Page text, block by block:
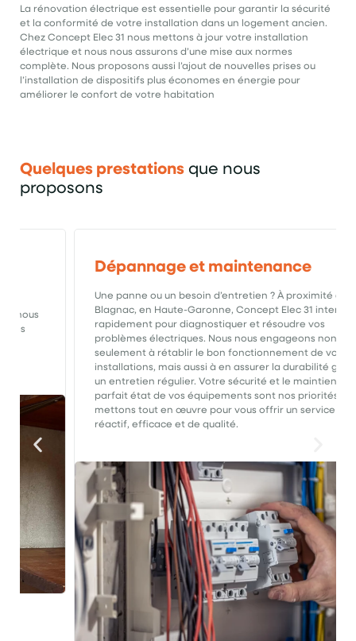
La rénovation électrique est essentielle pour garantir la sécurité
et la conformité de votre installation dans un logement ancien.
Chez Concept Elec 31 nous mettons à jour votre installation
électrique et nous nous assurons d’une mise aux normes
complète. Nous proposons aussi l’ajout de nouvelles prises ou
l’installation de dispositifs plus économes en énergie pour
améliorer le confort de votre habitation
Quelques prestations que nous
proposons
Dépannage et maintenance
Une panne ou un besoin d’entretien ? À proximité de
Blagnac, en Haute-Garonne, Concept Elec 31 intervient
rapidement pour diagnostiquer et résoudre vos
problèmes électriques. Nous nous engageons non
seulement à rétablir le bon fonctionnement de vos
installations, mais aussi à en assurer la durabilité grâce à
un entretien régulier. Votre sécurité et le maintien en
parfait état de vos équipements sont nos priorités. Nous
mettons tout en œuvre pour vous offrir un service
réactif, efficace et de qualité.